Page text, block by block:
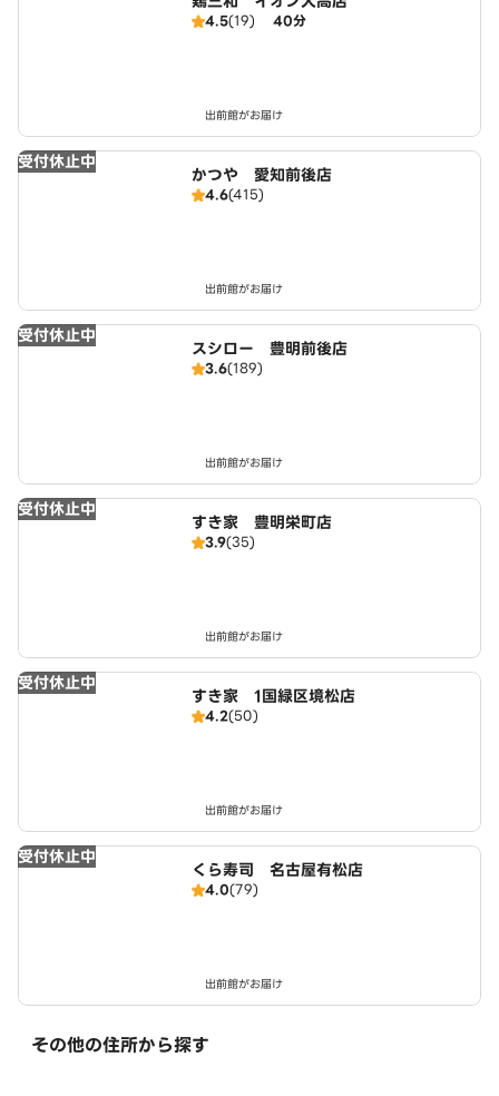
4.5(19) 40分
出前館がお届け
受付休止中
かつや 愛知前後店
4.6(415)
出前館がお届け
受付休止中
スシロー 豊明前後店
3.6(189)
出前館がお届け
受付休止中
すき家 豊明栄町店
3.9(35)
出前館がお届け
受付休止中
すき家 1国緑区境松店
4.2(50)
出前館がお届け
受付休止中
くら寿司 名古屋有松店
4.0(79)
出前館がお届け
その他の住所から探す